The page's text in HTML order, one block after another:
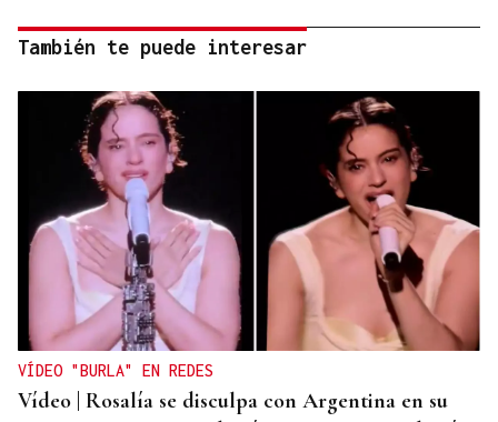
También te puede interesar
VÍDEO "BURLA" EN REDES
Vídeo | Rosalía se disculpa con Argentina en su